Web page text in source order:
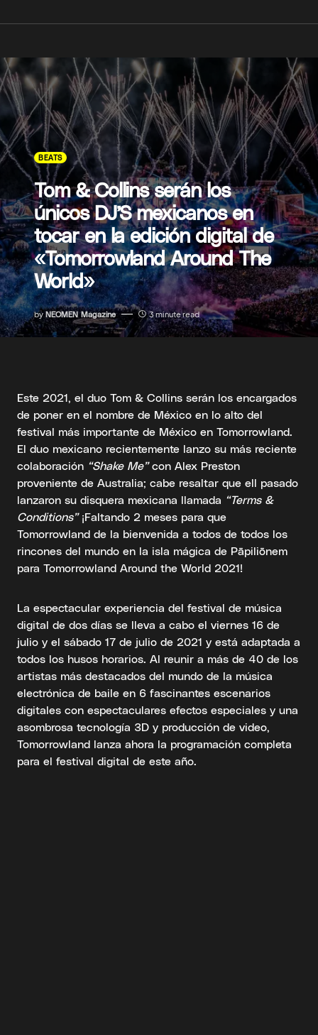
BEATS
Tom & Collins serán los
únicos DJ’S mexicanos en
tocar en la edición digital de
«Tomorrowland Around The
World»
by NEOMEN Magazine 3 minute read
Este 2021, el duo Tom & Collins serán los encargados
de poner en el nombre de México en lo alto del
festival más importante de México en Tomorrowland.
El duo mexicano recientemente lanzo su más reciente
colaboración “Shake Me”con Alex Preston
proveniente de Australia; cabe resaltar que ell pasado
lanzaron su disquera mexicana llamada “Terms &
Conditions”¡Faltando 2 meses para que
Tomorrowland de la bienvenida a todos de todos los
rincones del mundo en la isla mágica de Pāpiliōnem
para Tomorrowland Around the World 2021!
La espectacular experiencia del festival de música
digital de dos días se lleva a cabo el viernes 16 de
julio y el sábado 17 de julio de 2021 y está adaptada a
todos los husos horarios. Al reunir a más de 40 de los
artistas más destacados del mundo de la música
electrónica de baile en 6 fascinantes escenarios
digitales con espectaculares efectos especiales y una
asombrosa tecnología 3D y producción de video,
Tomorrowland lanza ahora la programación completa
para el festival digital de este año.